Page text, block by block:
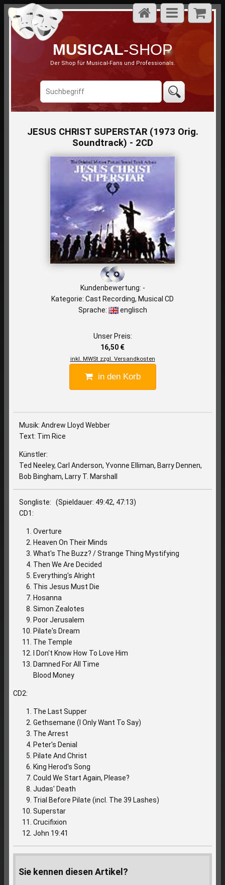
MUSICAL-SHOP
Der Shop für Musical-Fans und Professionals.
JESUS CHRIST SUPERSTAR (1973 Orig.
Soundtrack) - 2CD
Kundenbewertung: -
Kategorie: Cast Recording, Musical CD
Sprache:
englisch
Unser Preis:
16,50 €
inkl. MWSt zzgl. Versandkosten
in den Korb
Musik: Andrew Lloyd Webber
Text: Tim Rice
Künstler:
Ted Neeley, Carl Anderson, Yvonne Elliman, Barry Dennen,
Bob Bingham, Larry T. Marshall
Songliste: (Spieldauer: 49:42, 47:13)
CD1:
Overture
Heaven On Their Minds
What's The Buzz? / Strange Thing Mystifying
Then We Are Decided
Everything's Alright
This Jesus Must Die
Hosanna
Simon Zealotes
Poor Jerusalem
Pilate's Dream
The Temple
I Don't Know How To Love Him
Damned For All Time
Blood Money
CD2:
The Last Supper
Gethsemane (I Only Want To Say)
The Arrest
Peter's Denial
Pilate And Christ
King Herod's Song
Could We Start Again, Please?
Judas' Death
Trial Before Pilate (incl. The 39 Lashes)
Superstar
Crucifixion
John 19:41
Sie kennen diesen Artikel?